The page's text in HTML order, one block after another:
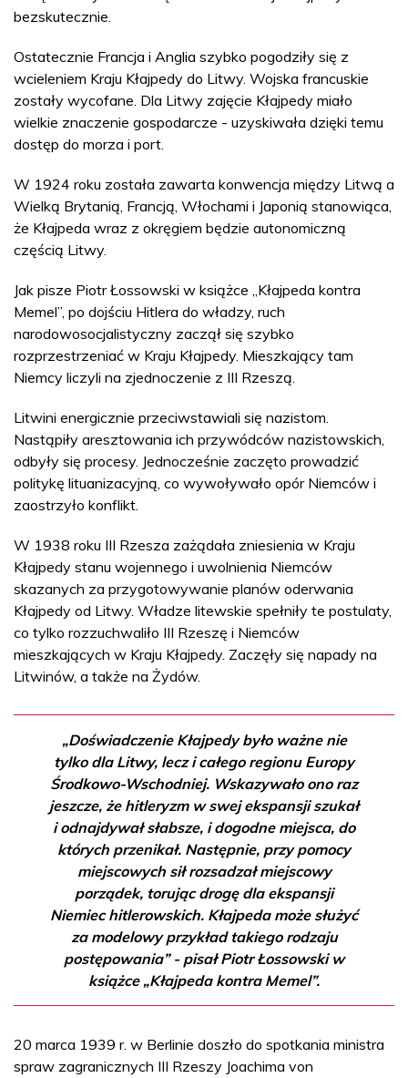
bezskutecznie.
Ostatecznie Francja i Anglia szybko pogodziły się z
wcieleniem Kraju Kłajpedy do Litwy. Wojska francuskie
zostały wycofane. Dla Litwy zajęcie Kłajpedy miało
wielkie znaczenie gospodarcze - uzyskiwała dzięki temu
dostęp do morza i port.
W 1924 roku została zawarta konwencja między Litwą a
Wielką Brytanią, Francją, Włochami i Japonią stanowiąca,
że Kłajpeda wraz z okręgiem będzie autonomiczną
częścią Litwy.
Jak pisze Piotr Łossowski w książce „Kłajpeda kontra
Memel”, po dojściu Hitlera do władzy, ruch
narodowosocjalistyczny zaczął się szybko
rozprzestrzeniać w Kraju Kłajpedy. Mieszkający tam
Niemcy liczyli na zjednoczenie z III Rzeszą.
Litwini energicznie przeciwstawiali się nazistom.
Nastąpiły aresztowania ich przywódców nazistowskich,
odbyły się procesy. Jednocześnie zaczęto prowadzić
politykę lituanizacyjną, co wywoływało opór Niemców i
zaostrzyło konflikt.
W 1938 roku III Rzesza zażądała zniesienia w Kraju
Kłajpedy stanu wojennego i uwolnienia Niemców
skazanych za przygotowywanie planów oderwania
Kłajpedy od Litwy. Władze litewskie spełniły te postulaty,
co tylko rozzuchwaliło III Rzeszę i Niemców
mieszkających w Kraju Kłajpedy. Zaczęły się napady na
Litwinów, a także na Żydów.
„Doświadczenie Kłajpedy było ważne nie
tylko dla Litwy, lecz i całego regionu Europy
Środkowo-Wschodniej. Wskazywało ono raz
jeszcze, że hitleryzm w swej ekspansji szukał
i odnajdywał słabsze, i dogodne miejsca, do
których przenikał. Następnie, przy pomocy
miejscowych sił rozsadzał miejscowy
porządek, torując drogę dla ekspansji
Niemiec hitlerowskich. Kłajpeda może służyć
za modelowy przykład takiego rodzaju
postępowania” - pisał Piotr Łossowski w
książce „Kłajpeda kontra Memel”.
20 marca 1939 r. w Berlinie doszło do spotkania ministra
spraw zagranicznych III Rzeszy Joachima von